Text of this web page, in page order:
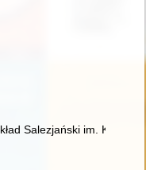
portrety niezwykłych
Salezjański im.